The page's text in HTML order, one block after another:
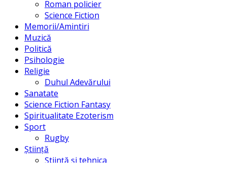
Roman policier
Science Fiction
Memorii/Amintiri
Muzică
Politică
Psihologie
Religie
Duhul Adevărului
Sanatate
Science Fiction Fantasy
Spiritualitate Ezoterism
Sport
Rugby
Știință
Știință și tehnica